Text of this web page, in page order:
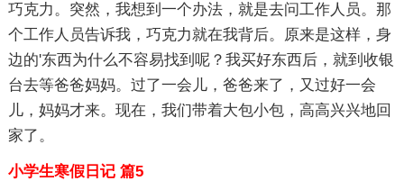
巧克力。突然，我想到一个办法，就是去问工作人员。那
个工作人员告诉我，巧克力就在我背后。原来是这样，身
边的'东西为什么不容易找到呢？我买好东西后，就到收银
台去等爸爸妈妈。过了一会儿，爸爸来了，又过好一会
儿，妈妈才来。现在，我们带着大包小包，高高兴兴地回
家了。
小学生寒假日记 篇5